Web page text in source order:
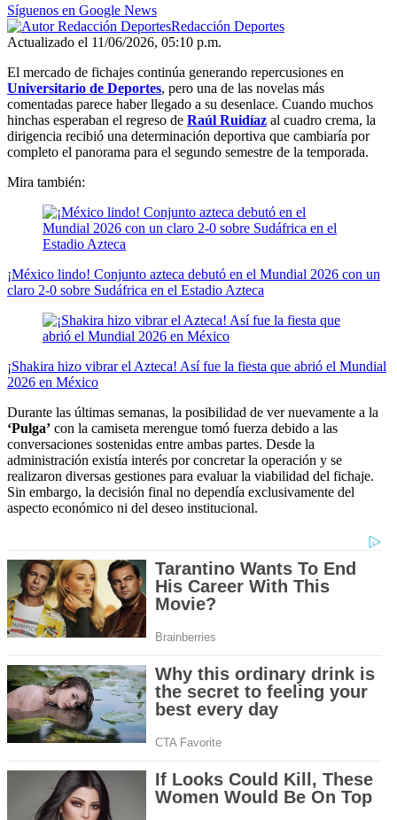
Síguenos en Google News
Redacción Deportes
Actualizado el 11/06/2026, 05:10 p.m.
El mercado de fichajes continúa generando repercusiones en
Universitario de Deportes, pero una de las novelas más
comentadas parece haber llegado a su desenlace. Cuando muchos
hinchas esperaban el regreso de Raúl Ruidíaz al cuadro crema, la
dirigencia recibió una determinación deportiva que cambiaría por
completo el panorama para el segundo semestre de la temporada.
Mira también:
¡México lindo! Conjunto azteca debutó en el Mundial 2026 con un
claro 2-0 sobre Sudáfrica en el Estadio Azteca
¡Shakira hizo vibrar el Azteca! Así fue la fiesta que abrió el Mundial
2026 en México
Durante las últimas semanas, la posibilidad de ver nuevamente a la
‘Pulga’ con la camiseta merengue tomó fuerza debido a las
conversaciones sostenidas entre ambas partes. Desde la
administración existía interés por concretar la operación y se
realizaron diversas gestiones para evaluar la viabilidad del fichaje.
Sin embargo, la decisión final no dependía exclusivamente del
aspecto económico ni del deseo institucional.